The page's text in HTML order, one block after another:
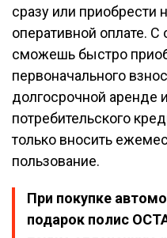
сразу или приобрести
оперативной оплате.
сможешь быстро
первоначального
долгосрочной аренде
потребительского
только вносить
пользование.
При покупке
подарок полис